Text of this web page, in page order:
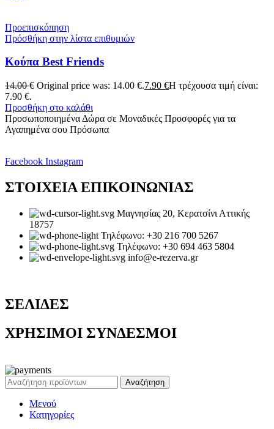
Προεπισκόπηση
Πρόσθήκη στην λίστα επιθυμιών
Κούπα Best Friends
14.00€ Original price was: 14.00 €.7.90 €Η τρέχουσα τιμή είναι:
7.90 €.
Προσθήκη στο καλάθι
Προσωποποιημένα Δώρα σε Μοναδικές Προσφορές για τα
Αγαπημένα σου Πρόσωπα
Facebook Instagram
ΣΤΟΙΧΕΙΑ ΕΠΙΚΟΙΝΩΝΙΑΣ
Μαγνησίας 20, Κερατσίνι Αττικής
18757
Τηλέφωνο: +30 216 700 5267
Τηλέφωνο: +30 694 463 5804
info@e-rezerva.gr
ΣΕΛΙΔΕΣ
ΧΡΗΣΙΜΟΙ ΣΥΝΔΕΣΜΟΙ
Αναζήτηση
Μενού
Κατηγορίες